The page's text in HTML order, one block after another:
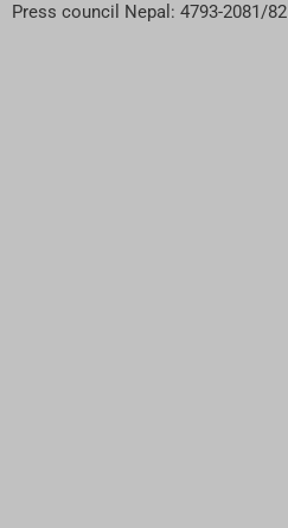
Press council Nepal: 4793-2081/82